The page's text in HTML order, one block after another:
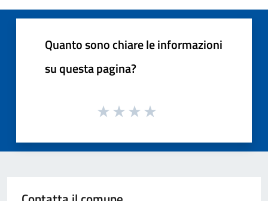
Quanto sono chiare le informazioni
su questa pagina?